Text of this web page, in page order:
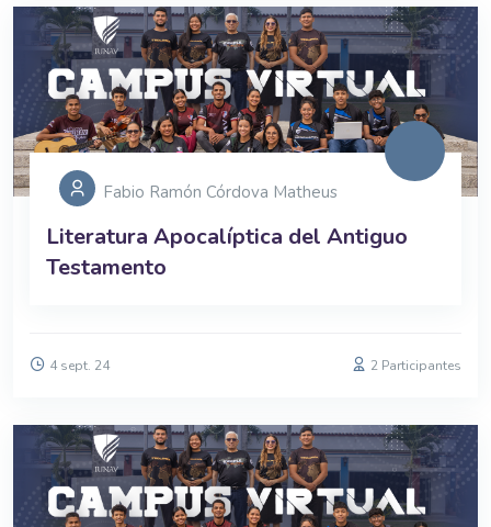
Fabio Ramón Córdova Matheus
Literatura Apocalíptica del Antiguo
Testamento
4 sept. 24 2 Participantes